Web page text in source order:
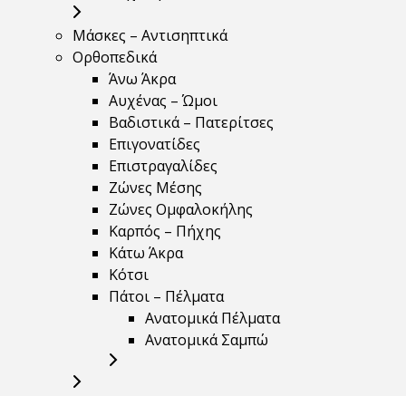
Μάσκες – Αντισηπτικά
Ορθοπεδικά
Άνω Άκρα
Αυχένας – Ώμοι
Βαδιστικά – Πατερίτσες
Επιγονατίδες
Επιστραγαλίδες
Ζώνες Μέσης
Ζώνες Ομφαλοκήλης
Καρπός – Πήχης
Κάτω Άκρα
Κότσι
Πάτοι – Πέλματα
Ανατομικά Πέλματα
Ανατομικά Σαμπώ